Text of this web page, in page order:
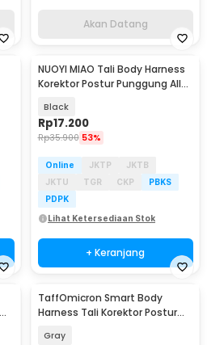
Akan Datang
NUOYI MIAO Tali Body Harness
Korektor Postur Punggung All
Black
Rp17.200
Rp35.900 53%
Online JKTP
JKTB
JKTU
TGR CKP
PBKS
PDPK
Lihat Ketersediaan Stok
+ Keranjang
TaffOmicron Smart Body
Harness Tali Korektor Postur
Gray